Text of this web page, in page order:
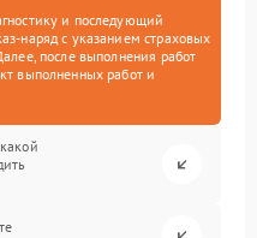
и последующий
наряд с указанием страховых
после выполнения работ
выполненных работ и